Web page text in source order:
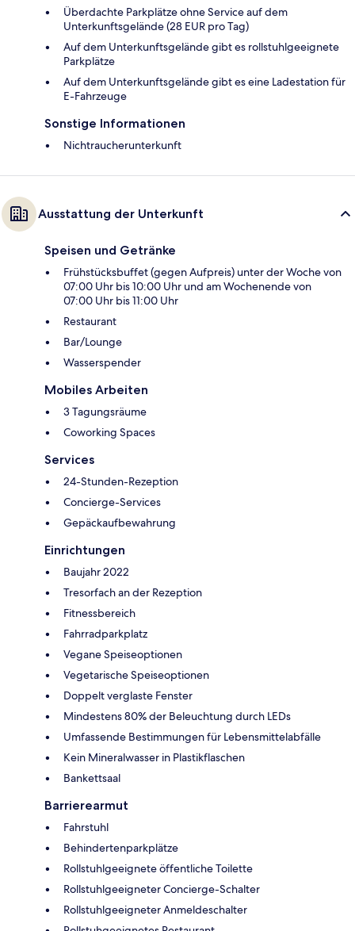
Überdachte Parkplätze ohne Service auf dem
Unterkunftsgelände (28 EUR pro Tag)
Auf dem Unterkunftsgelände gibt es rollstuhlgeeignete
Parkplätze
Auf dem Unterkunftsgelände gibt es eine Ladestation für
E-Fahrzeuge
Sonstige Informationen
Nichtraucherunterkunft
Ausstattung der Unterkunft
Speisen und Getränke
Frühstücksbuffet (gegen Aufpreis) unter der Woche von
07:00 Uhr bis 10:00 Uhr und am Wochenende von
07:00 Uhr bis 11:00 Uhr
Restaurant
Bar/Lounge
Wasserspender
Mobiles Arbeiten
3 Tagungsräume
Coworking Spaces
Services
24-Stunden-Rezeption
Concierge-Services
Gepäckaufbewahrung
Einrichtungen
Baujahr 2022
Tresorfach an der Rezeption
Fitnessbereich
Fahrradparkplatz
Vegane Speiseoptionen
Vegetarische Speiseoptionen
Doppelt verglaste Fenster
Mindestens 80% der Beleuchtung durch LEDs
Umfassende Bestimmungen für Lebensmittelabfälle
Kein Mineralwasser in Plastikflaschen
Bankettsaal
Barrierearmut
Fahrstuhl
Behindertenparkplätze
Rollstuhlgeeignete öffentliche Toilette
Rollstuhlgeeigneter Concierge-Schalter
Rollstuhlgeeigneter Anmeldeschalter